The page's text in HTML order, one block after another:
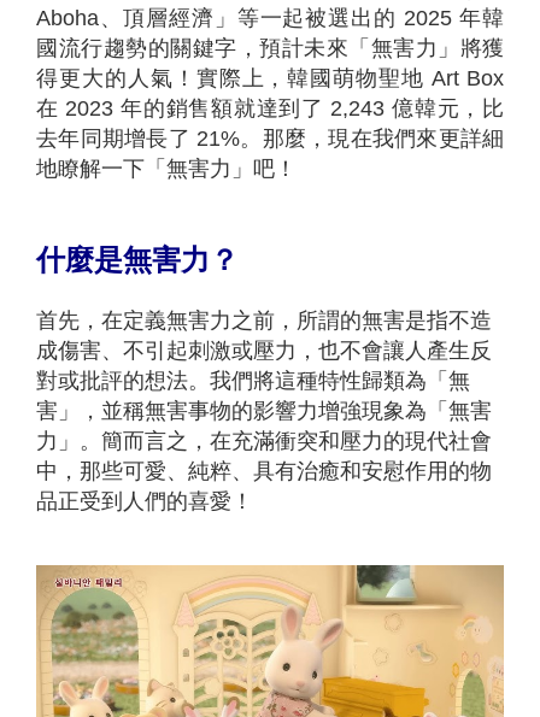
Aboha、頂層經濟」等一起被選出的 2025 年韓
國流行趨勢的關鍵字，預計未來「無害力」將獲
得更大的人氣！實際上，韓國萌物聖地 Art Box
在 2023 年的銷售額就達到了 2,243 億韓元，比
去年同期增長了 21%。那麼，現在我們來更詳細
地瞭解一下「無害力」吧！
什麼是無害力？
首先，在定義無害力之前，所謂的無害是指不造
成傷害、不引起刺激或壓力，也不會讓人產生反
對或批評的想法。我們將這種特性歸類為「無
害」，並稱無害事物的影響力增強現象為「無害
力」。簡而言之，在充滿衝突和壓力的現代社會
中，那些可愛、純粹、具有治癒和安慰作用的物
品正受到人們的喜愛！